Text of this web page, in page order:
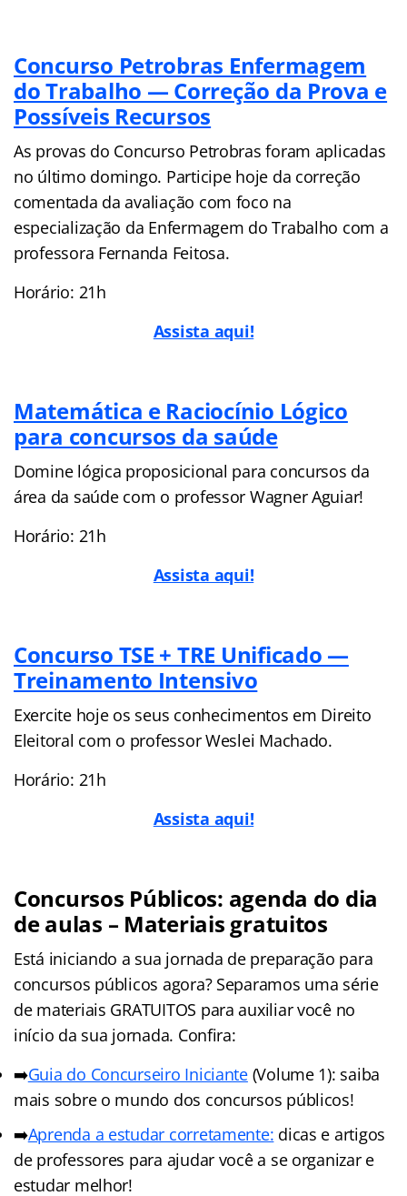
Concurso Petrobras Enfermagem
do Trabalho — Correção da Prova e
Possíveis Recursos
As provas do Concurso Petrobras foram aplicadas
no último domingo. Participe hoje da correção
comentada da avaliação com foco na
especialização da Enfermagem do Trabalho com a
professora Fernanda Feitosa.
Horário: 21h
Assista aqui!
Matemática e Raciocínio Lógico
para concursos da saúde
Domine lógica proposicional para concursos da
área da saúde com o professor Wagner Aguiar!
Horário: 21h
Assista aqui!
Concurso TSE + TRE Unificado —
Treinamento Intensivo
Exercite hoje os seus conhecimentos em Direito
Eleitoral com o professor Weslei Machado.
Horário: 21h
Assista aqui!
Concursos Públicos: agenda do dia
de aulas – Materiais gratuitos
Está iniciando a sua jornada de preparação para
concursos públicos agora? Separamos uma série
de materiais GRATUITOS para auxiliar você no
início da sua jornada. Confira:
➡️Guia do Concurseiro Iniciante(Volume 1): saiba
mais sobre o mundo dos concursos públicos!
➡️Aprenda a estudar corretamente: dicas e artigos
de professores para ajudar você a se organizar e
estudar melhor!